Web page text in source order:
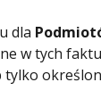
dla
w tych
tylko